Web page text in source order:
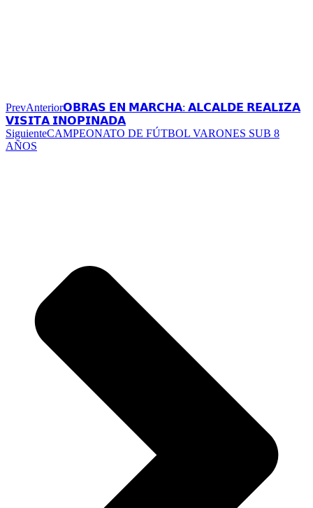
PrevAnterior𝗢𝗕𝗥𝗔𝗦 𝗘𝗡 𝗠𝗔𝗥𝗖𝗛𝗔: 𝗔𝗟𝗖𝗔𝗟𝗗𝗘 𝗥𝗘𝗔𝗟𝗜𝗭𝗔
𝗩𝗜𝗦𝗜𝗧𝗔 𝗜𝗡𝗢𝗣𝗜𝗡𝗔𝗗𝗔
SiguienteCAMPEONATO DE FÚTBOL VARONES SUB 8
AÑOS